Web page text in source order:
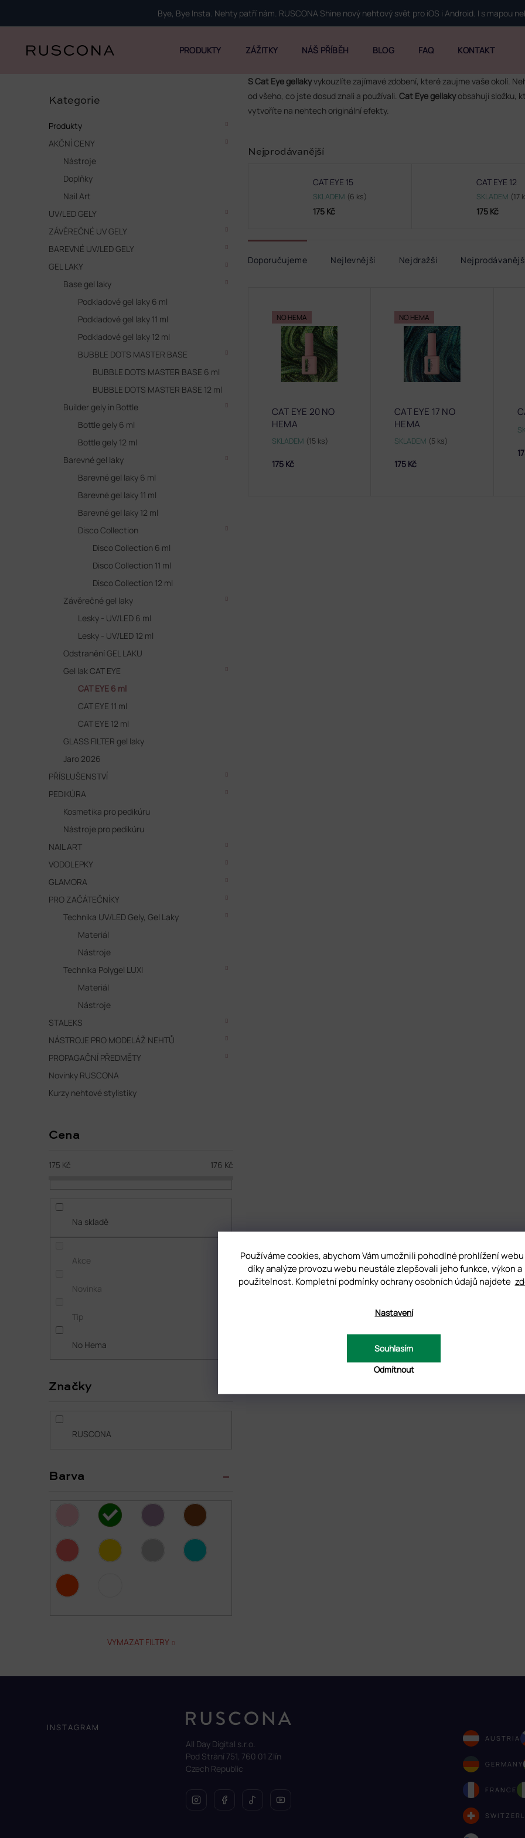
Používáme cookies, abychom Vám umožnili pohodlné prohlížení webu
díky analýze provozu webu neustále zlepšovali jeho funkce, výkon a
použitelnost. Kompletní podmínky ochrany osobních údajů najdete
Nastavení
Odmítnout
Souhlasím
obsah
Bye, Bye Insta. Nehty patří nám. RUSCONA Shine nový nehtový svět pro iOS i Android. I s mapou
PRODUKTY ZÁŽITKY NÁŠ PŘÍBĚH BLOG FAQ KONTAKT
s
r
a
a
e
l
kategorie
Kategorie
Produkty
AKČNÍ CENY
Nástroje
Doplňky
Nail Art
UV/LED GELY
ZÁVĚREČNÉ UV GELY
BAREVNÉ UV/LED GELY
GEL LAKY
Base gel laky
Podkladové gel laky 6 ml
Podkladové gel laky 11 ml
Podkladové gel laky 12 ml
BUBBLE DOTS MASTER BASE
BUBBLE DOTS MASTER BASE 6 ml
BUBBLE DOTS MASTER BASE 12 ml
Builder gely in Bottle
Bottle gely 6 ml
Bottle gely 12 ml
Barevné gel laky
Barevné gel laky 6 ml
Barevné gel laky 11 ml
Barevné gel laky 12 ml
Disco Collection
Disco Collection 6 ml
Disco Collection 11 ml
Disco Collection 12 ml
Závěrečné gel laky
Lesky - UV/LED 6 ml
Lesky - UV/LED 12 ml
Odstranění GEL LAKU
Gel lak CAT EYE
CAT EYE 6 ml
CAT EYE 11 ml
CAT EYE 12 ml
GLASS FILTER gel laky
Jaro 2026
PŘÍSLUŠENSTVÍ
PEDIKÚRA
Kosmetika pro pedikúru
Nástroje pro pedikúru
NAIL ART
VODOLEPKY
GLAMORA
PRO ZAČÁTEČNÍKY
Technika UV/LED Gely, Gel Laky
Materiál
Nástroje
Technika Polygel LUXI
Materiál
Nástroje
STALEKS
NÁSTROJE PRO MODELÁŽ NEHTŮ
PROPAGAČNÍ PŘEDMĚTY
Novinky RUSCONA
Kurzy nehtové stylistiky
Cena
175 Kč 176 Kč
Na skladě
Akce
Novinka
Tip
No Hema
Značky
RUSCONA
Barva
VYMAZAT FILTRY
S Cat Eye gellakyvykouzlíte zajímavé zdobení, které zaujme vaše okolí.
od všeho, co jste dosud znali a používali. Cat Eye gellakyobsahují složku,
vytvoříte na nehtech originální efekty.
Nejprodávanější
CAT EYE 15
SKLADEM (6 ks)
175 Kč
CAT EYE 12
SKLADEM (17
175 Kč
a
Doporučujeme Nejlevnější Nejdražší
NO HEMA
CAT EYE 20 NO
HEMA
SKLADEM (15 ks)
175 Kč
NO HEMA
CAT EYE 17 NO
HEMA
SKLADEM (5 ks)
175 Kč
t
INSTAGRAM
All Day Digital s.r.o.
Pod Strání 751, 760 01 Zlín
Czech Republic
AUSTRIA
GERMANY
FRANCE